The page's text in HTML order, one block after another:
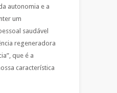
autonomia e a
um
saudável
regeneradora
que é a
característica